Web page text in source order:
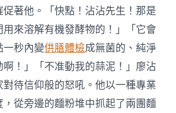
著他。「快點！沾沾先生！那是
來溶解有機發酵物的！」「它會
一秒內變供膳體檢成無菌的、純淨
！」「不准動我的蒜泥！」廖沾
待信仰般的怒吼。他以一種專業
從旁邊的麵粉堆中抓起了兩團麵